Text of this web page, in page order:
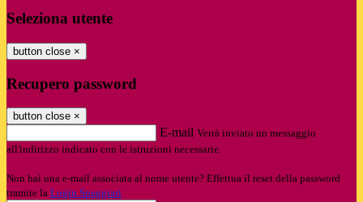
Seleziona utente
button close ×
Recupero password
button close ×
E-mail Verrà inviato un messaggio
all'indirizzo indicato con le istruzioni necessarie.
Non hai una e-mail associata al nome utente? Effettua il reset della password
tramite la Login Spaggiari